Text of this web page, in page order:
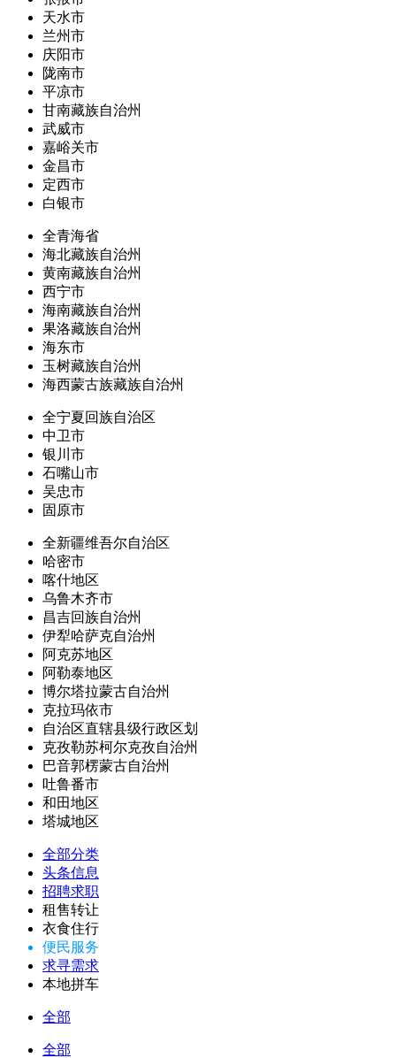
天水市
兰州市
庆阳市
陇南市
平凉市
甘南藏族自治州
武威市
嘉峪关市
金昌市
定西市
白银市
全青海省
海北藏族自治州
黄南藏族自治州
西宁市
海南藏族自治州
果洛藏族自治州
海东市
玉树藏族自治州
海西蒙古族藏族自治州
全宁夏回族自治区
中卫市
银川市
石嘴山市
吴忠市
固原市
全新疆维吾尔自治区
哈密市
喀什地区
乌鲁木齐市
昌吉回族自治州
伊犁哈萨克自治州
阿克苏地区
阿勒泰地区
博尔塔拉蒙古自治州
克拉玛依市
自治区直辖县级行政区划
克孜勒苏柯尔克孜自治州
巴音郭楞蒙古自治州
吐鲁番市
和田地区
塔城地区
全部分类
头条信息
招聘求职
租售转让
衣食住行
便民服务
求寻需求
本地拼车
全部
全部